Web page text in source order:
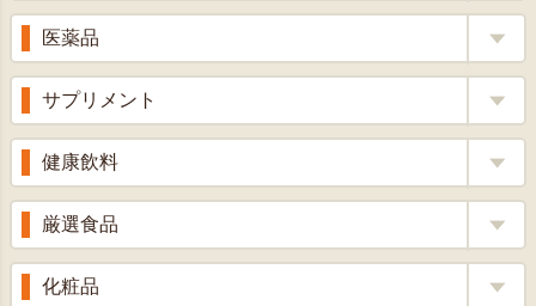
補酵素のちから
くろ酢
りんご酢
ざくろ酢
梅酢
医薬品
風邪薬
胃腸薬
整腸薬
解熱鎮痛剤
せきどめ
サプリメント
ウコン
乳酸菌
ローヤルゼリー
牡蠣エキス
健康飲料
健康茶
漢方茶
厳選食品
もち麦・十六穀米
化粧品